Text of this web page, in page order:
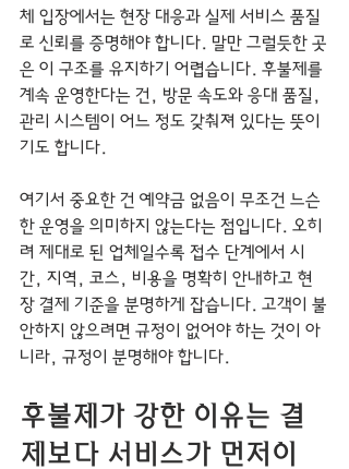
체 입장에서는 현장 대응과 실제 서비스 품질
로 신뢰를 증명해야 합니다. 말만 그럴듯한 곳
은 이 구조를 유지하기 어렵습니다. 후불제를
계속 운영한다는 건, 방문 속도와 응대 품질,
관리 시스템이 어느 정도 갖춰져 있다는 뜻이
기도 합니다.
여기서 중요한 건 예약금 없음이 무조건 느슨
한 운영을 의미하지 않는다는 점입니다. 오히
려 제대로 된 업체일수록 접수 단계에서 시
간, 지역, 코스, 비용을 명확히 안내하고 현
장 결제 기준을 분명하게 잡습니다. 고객이 불
안하지 않으려면 규정이 없어야 하는 것이 아
니라, 규정이 분명해야 합니다.
후불제가 강한 이유는 결
제보다 서비스가 먼저이